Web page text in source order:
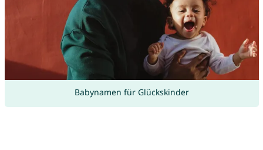
Babynamen für Glückskinder